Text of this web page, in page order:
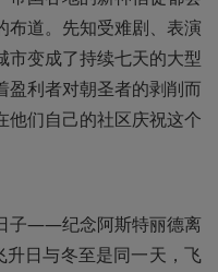
布道。先知受难剧、表演
变成了持续七天的大型
盈利者对朝圣者的剥削而
他们自己的社区庆祝这个
子——纪念阿斯特丽德离
升日与冬至是同一天，飞